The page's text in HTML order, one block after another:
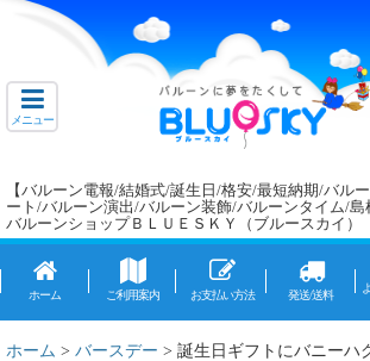
【バルーン電報/結婚式/誕生日/格安/最短納期/バル
ート/バルーン演出/バルーン装飾/バルーンタイム/島
バルーンショップＢＬＵＥＳＫＹ（ブルースカイ）
メニュー
ホーム ご利用案内 お支払い方法 発送/送料
ホーム > バースデー > 誕生日ギフトにバニーハ